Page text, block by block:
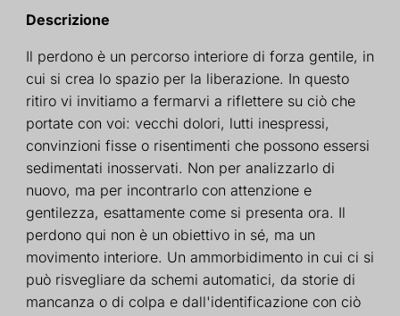
Descrizione
Il perdono è un percorso interiore di forza gentile, in
cui si crea lo spazio per la liberazione. In questo
ritiro vi invitiamo a fermarvi a riflettere su ciò che
portate con voi: vecchi dolori, lutti inespressi,
convinzioni fisse o risentimenti che possono essersi
sedimentati inosservati. Non per analizzarlo di
nuovo, ma per incontrarlo con attenzione e
gentilezza, esattamente come si presenta ora. Il
perdono qui non è un obiettivo in sé, ma un
movimento interiore. Un ammorbidimento in cui ci si
può risvegliare da schemi automatici, da storie di
mancanza o di colpa e dall'identificazione con ciò